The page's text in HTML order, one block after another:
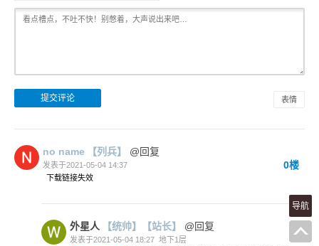
表情
no name 【列兵】 @回复
发表于2021-05-04 14:37 0楼
下载链接失效
外星人 【统帅】 【站长】 @回复
发表于2021-05-04 18:27 地下1层
导航